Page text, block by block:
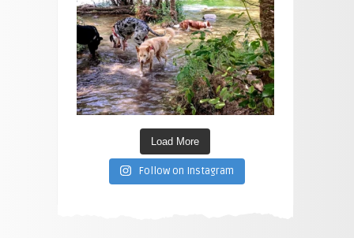
Load More
Follow on Instagram